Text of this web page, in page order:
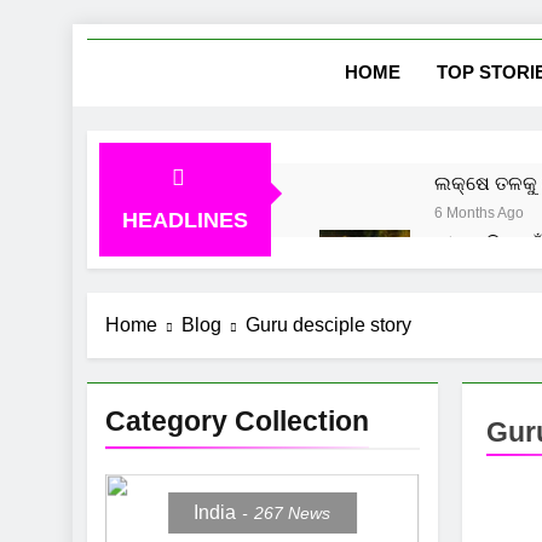
Skip
News
HOME TOP
HEADLINES
ଲକ୍ଷେ ତଳକୁ
6 Months Ago
ମୀନ ରାଶି
8 Months Ago
Home Blog Guru desciple story
Category Collection
India 267News